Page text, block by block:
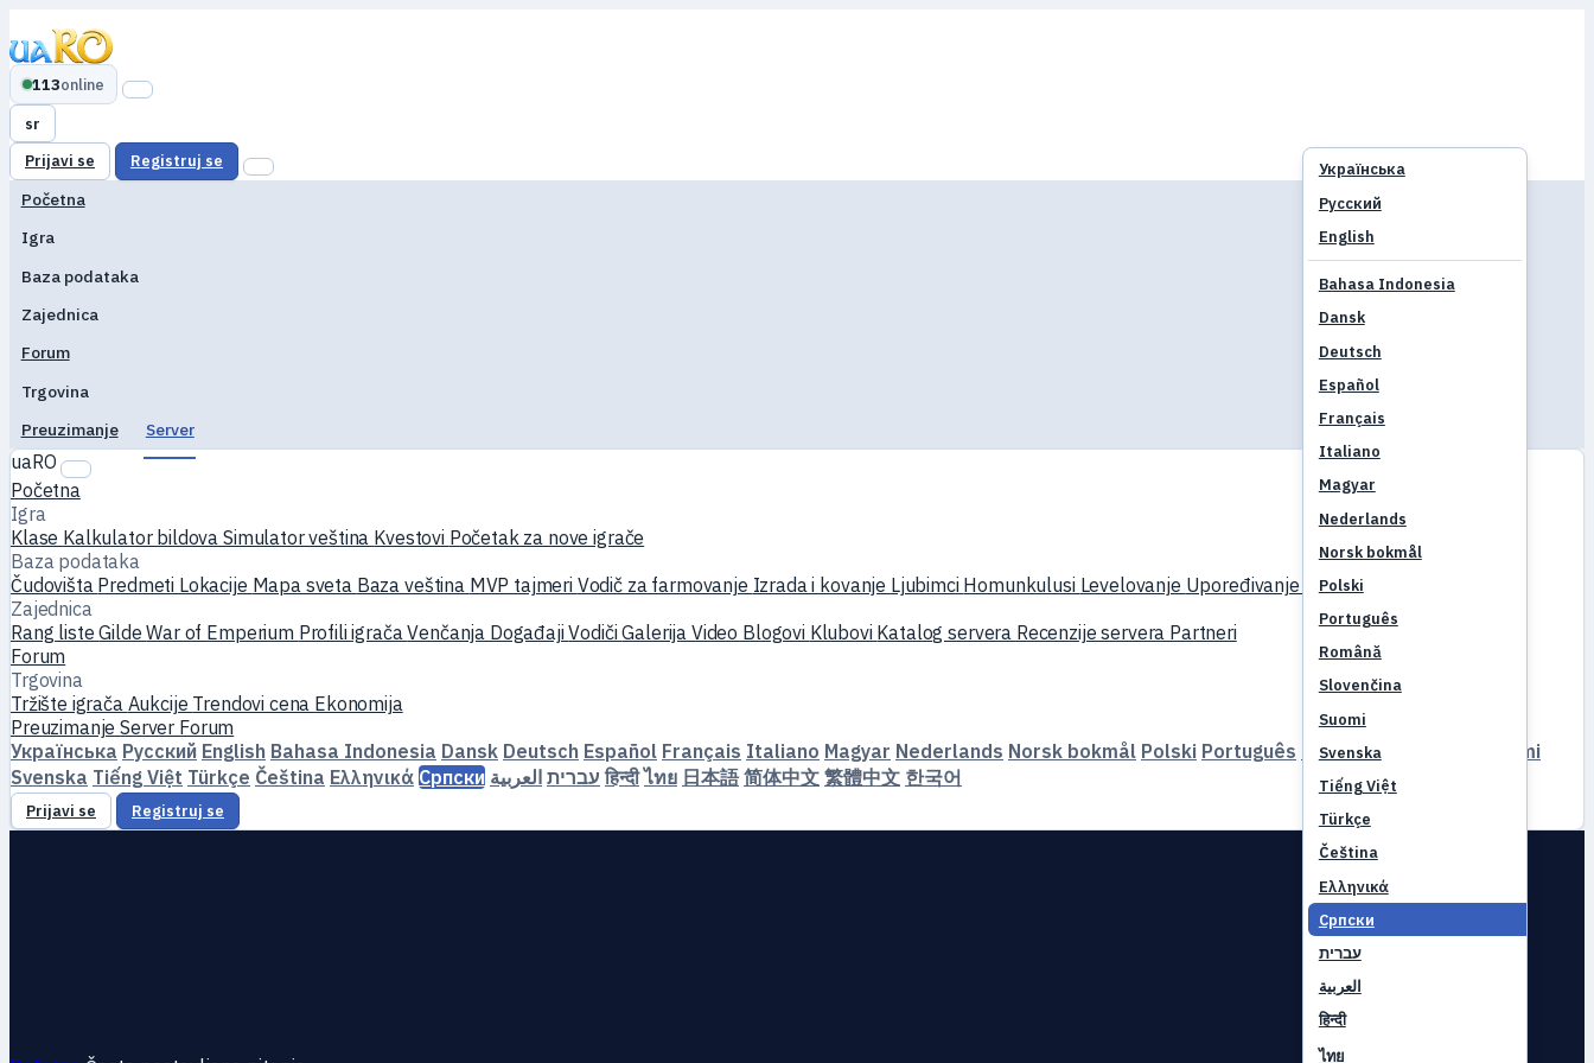
113online
sr
Українська
Русский
English
Bahasa Indonesia
Dansk
Deutsch
Español
Français
Italiano
Magyar
Nederlands
Norsk bokmål
Polski
Português
Română
Slovenčina
Suomi
Svenska
Tiếng Việt
Türkçe
Čeština
Ελληνικά
Српски
עברית
العربية
हिन्दी
ไทย
Prijavi se Registruj se
Početna
Igra
Baza podataka
Zajednica
Forum
Trgovina
Preuzimanje
Server
uaRO
Početna
Igra
Klase Kalkulator bildovaSimulator veština Kvestovi Početak za nove igrače
Baza podataka
Čudovišta Predmeti Lokacije Mapa sveta Baza veština MVP tajmeri Vodič za farmovanje Izrada i kovanje Ljubimci Homunkulusi Levelovanje Upoređivanje Mehanika
Zajednica
Rang listeGildeWar of Emperium Profili igračaVenčanja DogađajiVodičiGalerija Video Blogovi Klubovi Katalog servera Recenzije servera Partneri
Forum
Trgovina
Tržište igrača Aukcije Trendovi cena Ekonomija
PreuzimanjeServer Forum
Українська Русский English Bahasa Indonesia Dansk Deutsch Español Français Italiano Magyar Nederlands Norsk bokmål Polski Português Română Slovenčina
Suomi
Svenska Tiếng Việt Türkçe Čeština Ελληνικά Српски עברית العربية हिन्दी ไทย 日本語 简体中文 繁體中文 한국어
Prijavi se Registruj se